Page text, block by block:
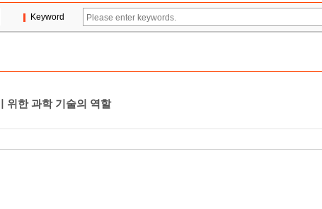
Keyword
위한 과학 기술의 역할